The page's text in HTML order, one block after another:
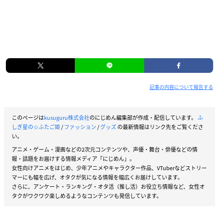
記事の内容について報告する
このページはkusuguru株式会社のにじめん編集部が作成・配信しています。 ふ
しぎ星の☆ふたご姫/ファッション/グッズの最新情報はリンク先をご覧くださ
い。
アニメ・ゲーム・漫画などの2次元コンテンツや、声優・舞台・俳優などの情
報・話題をお届けする情報メディア「にじめん」。
女性向けアニメをはじめ、少年アニメやキャラクター作品、VTuberなどストリー
マーにも幅を広げ、オタクが気になる情報を幅広くお届けしています。
さらに、アンケート・ランキング・オタ活（推し活）お役立ち情報など、女性オ
タクがワクワク楽しめるようなコンテンツも発信しています。